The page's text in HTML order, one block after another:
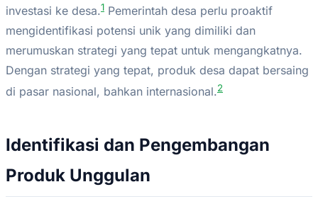
investasi ke desa.1 Pemerintah desa perlu proaktif
mengidentifikasi potensi unik yang dimiliki dan
merumuskan strategi yang tepat untuk mengangkatnya.
Dengan strategi yang tepat, produk desa dapat bersaing
di pasar nasional, bahkan internasional.2
Identifikasi dan Pengembangan
Produk Unggulan